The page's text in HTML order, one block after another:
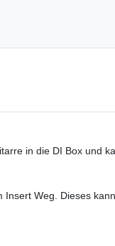
in die DI Box und
Weg. Dieses